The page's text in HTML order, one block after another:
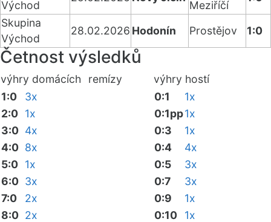
Východ
Meziříčí
Skupina
Východ
28.02.2026 Hodonín Prostějov 1:0
Četnost výsledků
výhry domácích remízy výhry hostí
1:0
3x
2:0 1x
3:0 4x
4:0 8x
5:0 1x
6:0 3x
7:0
2x
8:0 2x
0:1
1x
0:1pp1x
0:3
1x
0:4
4x
0:5
3x
0:7
3x
0:9
1x
0:10
1x